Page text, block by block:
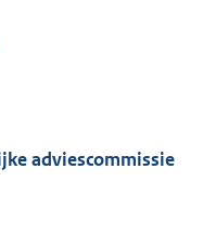
adviescommissie